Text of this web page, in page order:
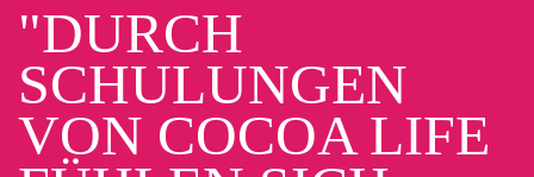
"DURCH
SCHULUNGEN
VON COCOA LIFE